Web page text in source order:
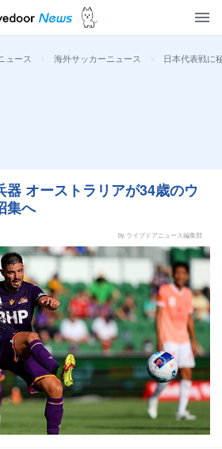
ュース > 海外サッカーニュース > 日本代表戦に
器 オーストラリアが34歳のウ
集へ
by ライブドアニュース編集部